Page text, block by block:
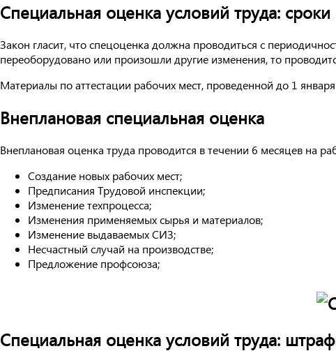
Специальная оценка условий труда: сроки
Закон гласит, что спецоценка должна проводиться с
переоборудовано или произошли другие изменения, то
Материалы по аттестации рабочих мест, проведенной до 1
Внеплановая специальная оценка
Внеплановая оценка труда проводится в течении 6 месяцев на
Создание новых рабочих мест;
Предписания Трудовой инспекции;
Изменение техпроцесса;
Изменения применяемых сырья и материалов;
Изменение выдаваемых СИЗ;
Несчастный случай на производстве;
Предложение профсоюза;
Специальная оценка условий труда: